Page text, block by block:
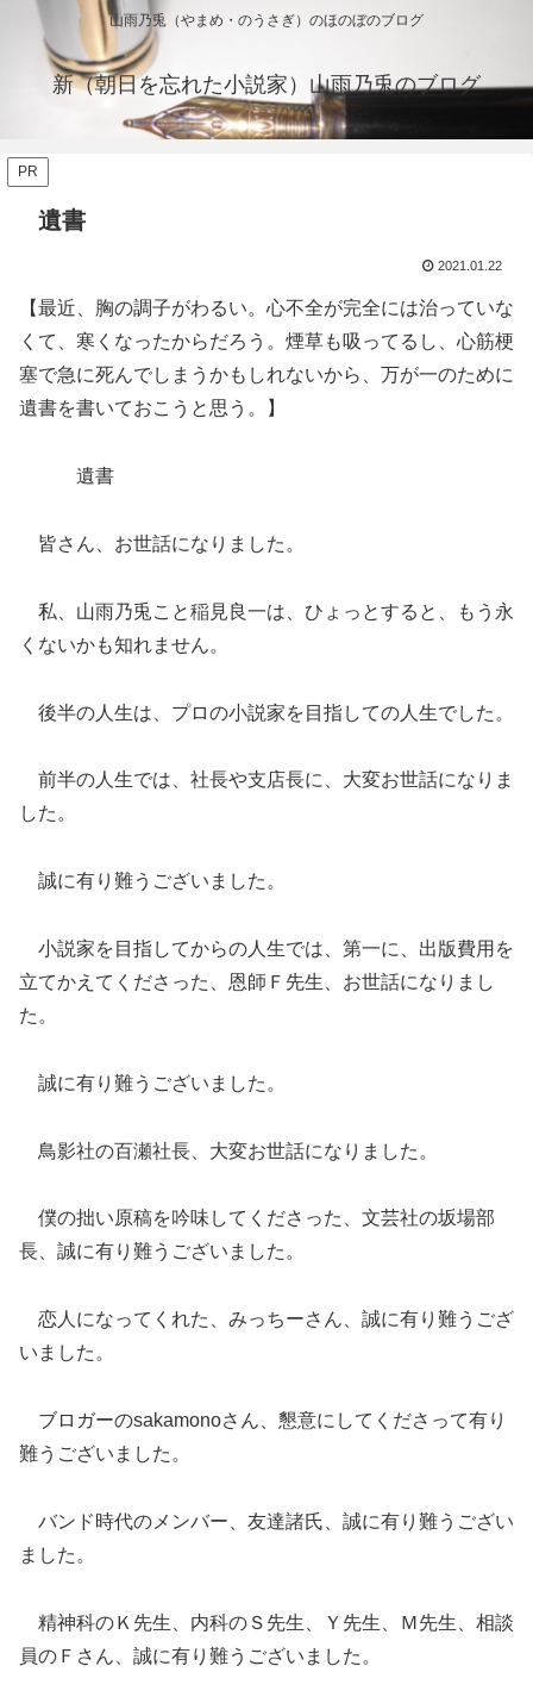
山雨乃兎（やまめ・のうさぎ）のほのぼのブログ
新（朝日を忘れた小説家）山雨乃兎のブログ
PR
遺書
2021.01.22
【最近、胸の調子がわるい。心不全が完全には治っていな
くて、寒くなったからだろう。煙草も吸ってるし、心筋梗
塞で急に死んでしまうかもしれないから、万が一のために
遺書を書いておこうと思う。】
遺書
皆さん、お世話になりました。
私、山雨乃兎こと稲見良一は、ひょっとすると、もう永
くないかも知れません。
後半の人生は、プロの小説家を目指しての人生でした。
前半の人生では、社長や支店長に、大変お世話になりま
した。
誠に有り難うございました。
小説家を目指してからの人生では、第一に、出版費用を
立てかえてくださった、恩師Ｆ先生、お世話になりまし
た。
誠に有り難うございました。
鳥影社の百瀬社長、大変お世話になりました。
僕の拙い原稿を吟味してくださった、文芸社の坂場部
長、誠に有り難うございました。
恋人になってくれた、みっちーさん、誠に有り難うござ
いました。
ブロガーのsakamonoさん、懇意にしてくださって有り
難うございました。
バンド時代のメンバー、友達諸氏、誠に有り難うござい
ました。
精神科のＫ先生、内科のＳ先生、Ｙ先生、Ｍ先生、相談
員のＦさん、誠に有り難うございました。